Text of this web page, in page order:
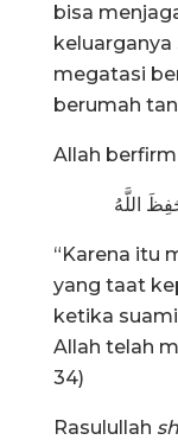
bisa
megatasi
berumah
Allah
اللَّهُ
“Karena itu
yang taat
ketika
Allah telah
34)
Rasulullah